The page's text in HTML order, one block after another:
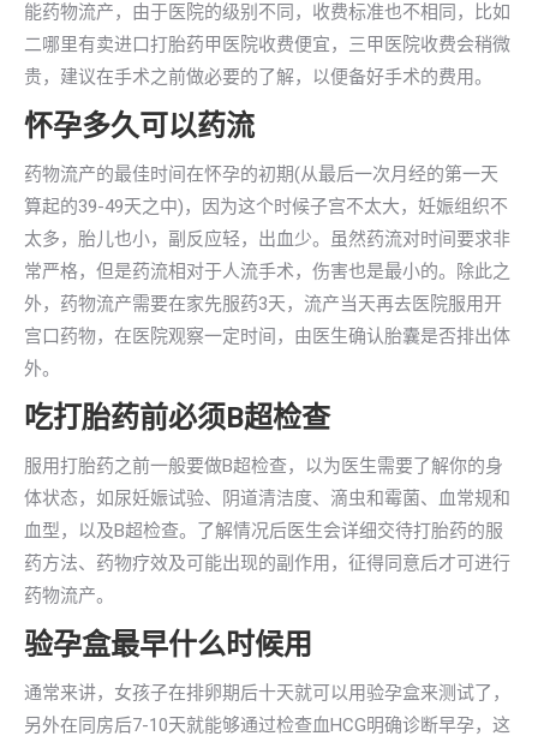
能药物流产，由于医院的级别不同，收费标准也不相同，比如
二哪里有卖进口打胎药甲医院收费便宜，三甲医院收费会稍微
贵，建议在手术之前做必要的了解，以便备好手术的费用。
怀孕多久可以药流
药物流产的最佳时间在怀孕的初期(从最后一次月经的第一天
算起的39-49天之中)，因为这个时候子宫不太大，妊娠组织不
太多，胎儿也小，副反应轻，出血少。虽然药流对时间要求非
常严格，但是药流相对于人流手术，伤害也是最小的。除此之
外，药物流产需要在家先服药3天，流产当天再去医院服用开
宫口药物，在医院观察一定时间，由医生确认胎囊是否排出体
外。
吃打胎药前必须B超检查
服用打胎药之前一般要做B超检查，以为医生需要了解你的身
体状态，如尿妊娠试验、阴道清洁度、滴虫和霉菌、血常规和
血型，以及B超检查。了解情况后医生会详细交待打胎药的服
药方法、药物疗效及可能出现的副作用，征得同意后才可进行
药物流产。
验孕盒最早什么时候用
通常来讲，女孩子在排卵期后十天就可以用验孕盒来测试了，
另外在同房后7-10天就能够通过检查血HCG明确诊断早孕，这